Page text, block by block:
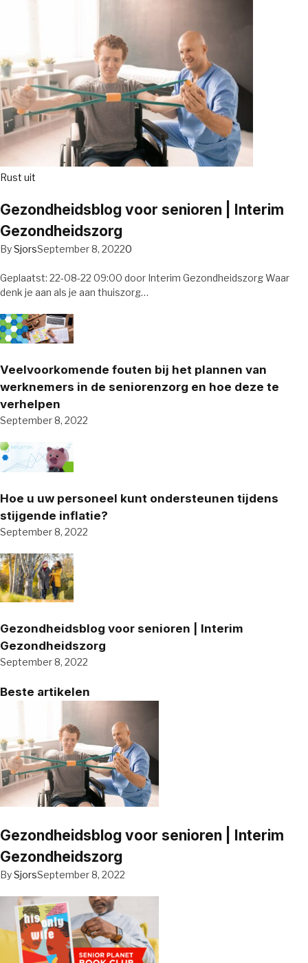
Rust uit
Gezondheidsblog voor senioren | Interim
Gezondheidszorg
BySjorsSeptember 8, 20220
Geplaatst: 22-08-22 09:00 door Interim Gezondheidszorg Waar
denk je aan als je aan thuiszorg…
Veelvoorkomende fouten bij het plannen van
werknemers in de seniorenzorg en hoe deze te
verhelpen
September 8, 2022
Hoe u uw personeel kunt ondersteunen tijdens
stijgende inflatie?
September 8, 2022
Gezondheidsblog voor senioren | Interim
Gezondheidszorg
September 8, 2022
Beste artikelen
Gezondheidsblog voor senioren | Interim
Gezondheidszorg
BySjorsSeptember 8, 2022